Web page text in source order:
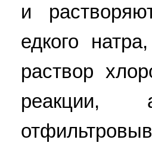
и
едкого
раствор
реакции,